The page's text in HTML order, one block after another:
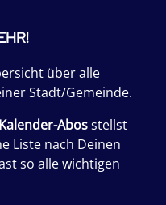
über alle
Stadt/Gemeinde.
Kalender-Abosstellst
Liste nach Deinen
so alle wichtigen